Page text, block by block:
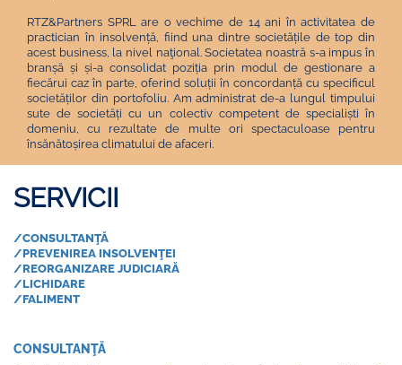
RTZ&Partners SPRL are o vechime de 14 ani în activitatea de
practician în insolvență, fiind una dintre societățile de top din
acest business, la nivel naţional. Societatea noastră s-a impus în
branșă și și-a consolidat poziția prin modul de gestionare a
fiecărui caz în parte, oferind soluții în concordanță cu specificul
societăților din portofoliu. Am administrat de-a lungul timpului
sute de societăți cu un colectiv competent de specialiști în
domeniu, cu rezultate de multe ori spectaculoase pentru
însănătoșirea climatului de afaceri.
SERVICII
/CONSULTANŢĂ
/PREVENIREA INSOLVENŢEI
/REORGANIZARE JUDICIARĂ
/LICHIDARE
/FALIMENT
CONSULTANŢĂ